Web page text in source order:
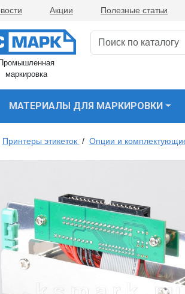
Акции Полезные статьи
Промышленная
маркировка
МАТЕРИАЛЫ ДЛЯ МАРКИРОВКИ
Принтеры этикеток / Опции и